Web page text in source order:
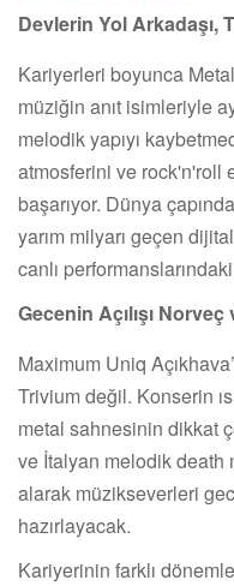
Devlerin Yol Arkadaşı,
Kariyerleri boyunca
müziğin anıt isimleriyle
melodik yapıyı
atmosferini ve rock'n'roll
başarıyor. Dünya
yarım milyarı geçen
canlı
Gecenin Açılışı
Maximum Uniq
Trivium değil. Konserin
metal sahnesinin dikkat
ve İtalyan melodik death
alarak müzikseverleri
hazırlayacak.
Kariyerinin farklı